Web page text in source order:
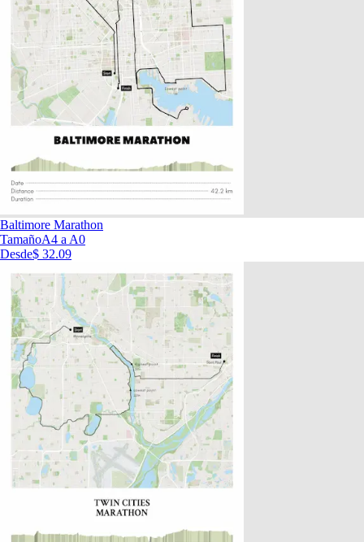
Baltimore Marathon
TamañoA4 a A0
Desde$ 32.09